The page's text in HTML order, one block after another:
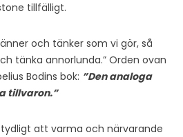
tillfälligt.
och tänker som vi gör, så
tänka annorlunda.” Orden ovan
Bodins bok: ”Den analoga
tillvaron.”
tydligt att varma och närvarande